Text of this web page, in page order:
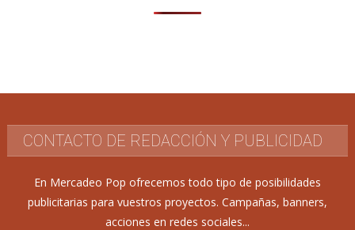
CONTACTO DE REDACCIÓN Y PUBLICIDAD
En Mercadeo Pop ofrecemos todo tipo de posibilidades
publicitarias para vuestros proyectos. Campañas, banners,
acciones en redes sociales...